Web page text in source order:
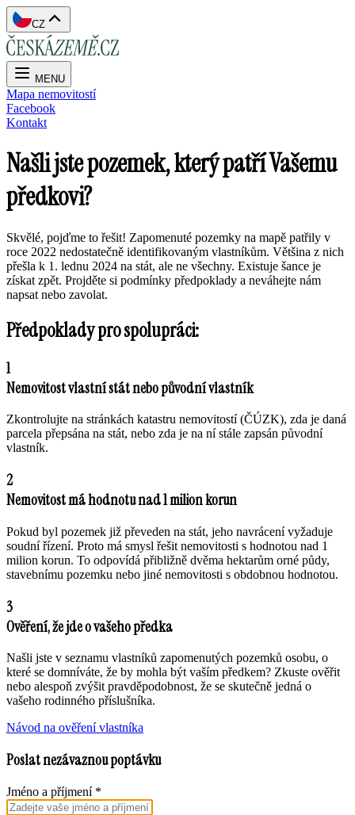
CZ
MENU
Mapa nemovitostí
Facebook
Kontakt
Našli jste pozemek, který patří Vašemu
předkovi?
Skvělé, pojďme to řešit! Zapomenuté pozemky na mapě patřily v
roce 2022 nedostatečně identifikovaným vlastníkům. Většina z nich
přešla k 1. lednu 2024 na stát, ale ne všechny. Existuje šance je
získat zpět. Projděte si podmínky předpoklady a neváhejte nám
napsat nebo zavolat.
Předpoklady pro spolupráci:
1
Nemovitost vlastní stát nebo původní vlastník
Zkontrolujte na stránkách katastru nemovitostí (ČÚZK), zda je daná
parcela přepsána na stát, nebo zda je na ní stále zapsán původní
vlastník.
2
Nemovitost má hodnotu nad 1 milion korun
Pokud byl pozemek již převeden na stát, jeho navrácení vyžaduje
soudní řízení. Proto má smysl řešit nemovitosti s hodnotou nad 1
milion korun. To odpovídá přibližně dvěma hektarům orné půdy,
stavebnímu pozemku nebo jiné nemovitosti s obdobnou hodnotou.
3
Ověření, že jde o vašeho předka
Našli jste v seznamu vlastníků zapomenutých pozemků osobu, o
které se domníváte, že by mohla být vaším předkem? Zkuste ověřit
nebo alespoň zvýšit pravděpodobnost, že se skutečně jedná o
vašeho rodinného příslušníka.
Návod na ověření vlastníka
Poslat nezávaznou poptávku
Jméno a příjmení *